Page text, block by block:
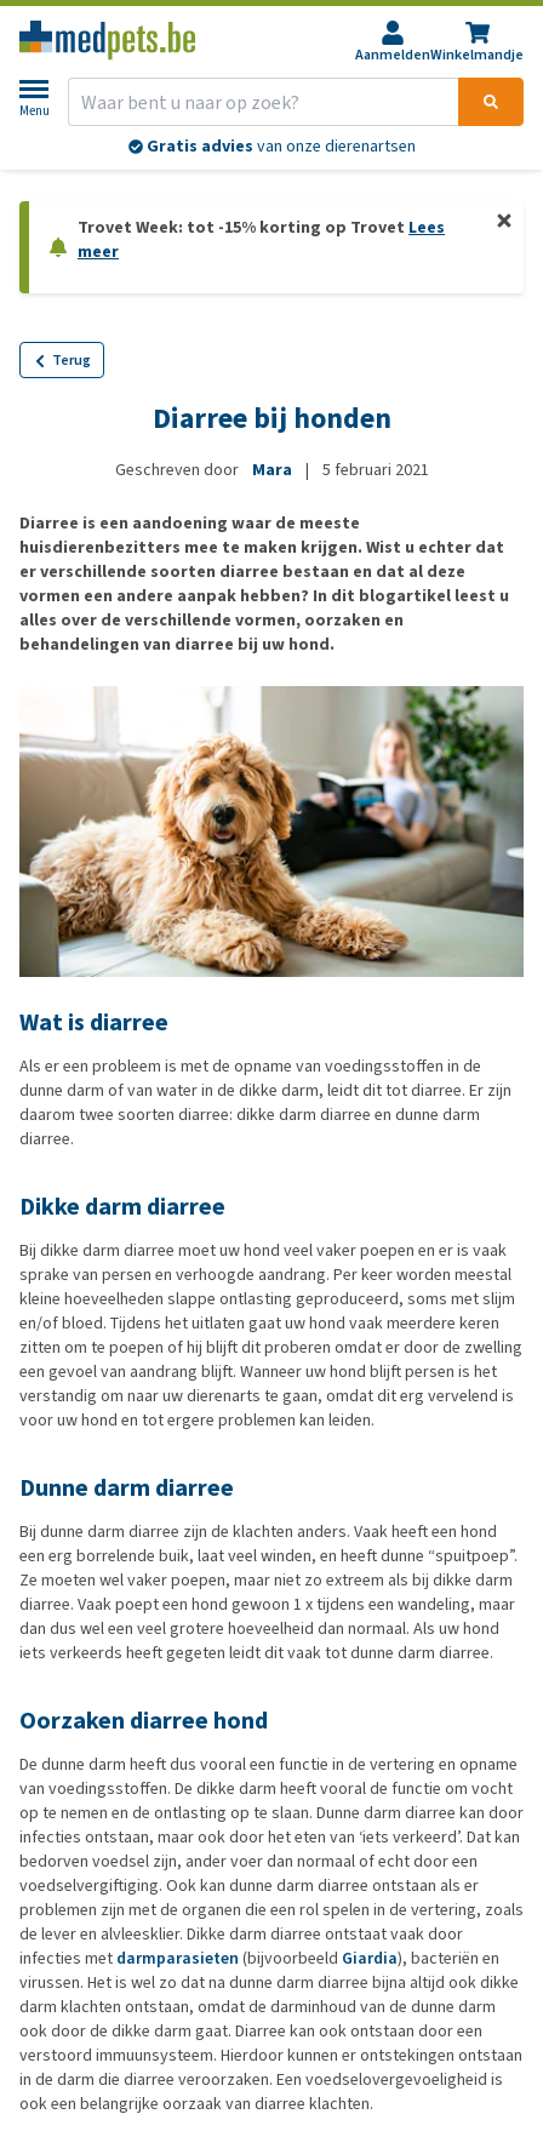
AanmeldenWinkelmandje
Menu
Gratis advies van onze dierenartsen
Trovet Week: tot -15% korting op Trovet Lees
meer
Terug
Diarree bij honden
Geschreven door Mara | 5 februari 2021
Diarree is een aandoening waar de meeste
huisdierenbezitters mee te maken krijgen. Wist u echter dat
er verschillende soorten diarree bestaan en dat al deze
vormen een andere aanpak hebben? In dit blogartikel leest u
alles over de verschillende vormen, oorzaken en
behandelingen van diarree bij uw hond.
Wat is diarree
Als er een probleem is met de opname van voedingsstoffen in de
dunne darm of van water in de dikke darm, leidt dit tot diarree. Er zijn
daarom twee soorten diarree: dikke darm diarree en dunne darm
diarree.
Dikke darm diarree
Bij dikke darm diarree moet uw hond veel vaker poepen en er is vaak
sprake van persen en verhoogde aandrang. Per keer worden meestal
kleine hoeveelheden slappe ontlasting geproduceerd, soms met slijm
en/of bloed. Tijdens het uitlaten gaat uw hond vaak meerdere keren
zitten om te poepen of hij blijft dit proberen omdat er door de zwelling
een gevoel van aandrang blijft. Wanneer uw hond blijft persen is het
verstandig om naar uw dierenarts te gaan, omdat dit erg vervelend is
voor uw hond en tot ergere problemen kan leiden.
Dunne darm diarree
Bij dunne darm diarree zijn de klachten anders. Vaak heeft een hond
een erg borrelende buik, laat veel winden, en heeft dunne “spuitpoep”.
Ze moeten wel vaker poepen, maar niet zo extreem als bij dikke darm
diarree. Vaak poept een hond gewoon 1 x tijdens een wandeling, maar
dan dus wel een veel grotere hoeveelheid dan normaal. Als uw hond
iets verkeerds heeft gegeten leidt dit vaak tot dunne darm diarree.
Oorzaken diarree hond
De dunne darm heeft dus vooral een functie in de vertering en opname
van voedingsstoffen. De dikke darm heeft vooral de functie om vocht
op te nemen en de ontlasting op te slaan. Dunne darm diarree kan door
infecties ontstaan, maar ook door het eten van ‘iets verkeerd’. Dat kan
bedorven voedsel zijn, ander voer dan normaal of echt door een
voedselvergiftiging. Ook kan dunne darm diarree ontstaan als er
problemen zijn met de organen die een rol spelen in de vertering, zoals
de lever en alvleesklier. Dikke darm diarree ontstaat vaak door
infecties met darmparasieten (bijvoorbeeld Giardia), bacteriën en
virussen. Het is wel zo dat na dunne darm diarree bijna altijd ook dikke
darm klachten ontstaan, omdat de darminhoud van de dunne darm
ook door de dikke darm gaat. Diarree kan ook ontstaan door een
verstoord immuunsysteem. Hierdoor kunnen er ontstekingen ontstaan
in de darm die diarree veroorzaken. Een voedselovergevoeligheid is
ook een belangrijke oorzaak van diarree klachten.